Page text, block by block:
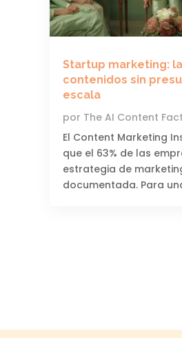
Startup marketing:
contenidos sin
escala
por The AI ​​Content
El Content Marketing
que el 63% de las
estrategia de
documentada. Para